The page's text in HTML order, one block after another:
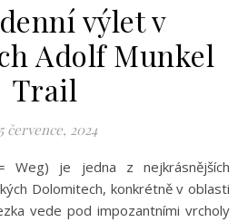
výlet v
Adolf Munkel
Trail
července, 2024
Dolomitech, konkrétně v oblasti
vede pod impozantními vrcholy